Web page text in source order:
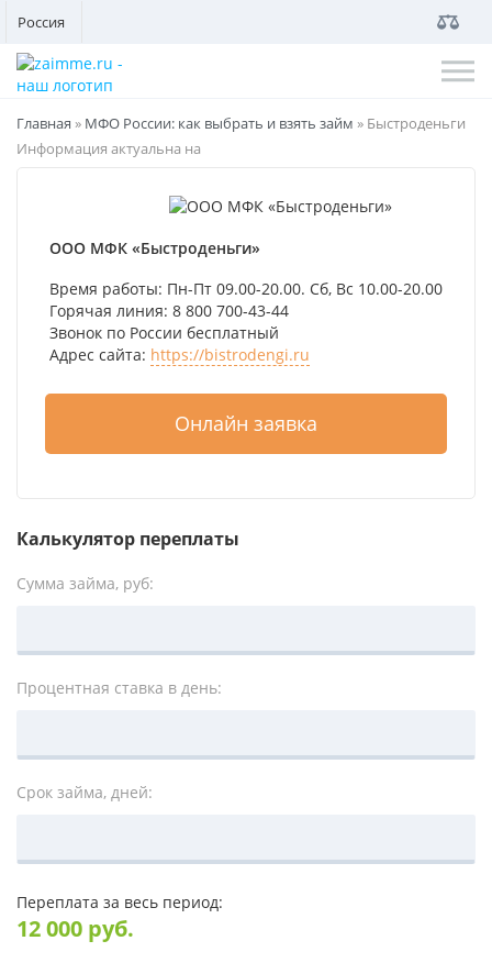
Россия
Главная » МФО России: как выбрать и взять займ » Быстроденьги
Информация актуальна на
ООО МФК «Быстроденьги»
Время работы: Пн-Пт 09.00-20.00. Сб, Вс 10.00-20.00
Горячая линия: 8 800 700-43-44
Звонок по России бесплатный
Адрес сайта: https://bistrodengi.ru
Онлайн заявка
Калькулятор переплаты
Сумма займа, руб:
Процентная ставка в день:
Срок займа, дней:
Переплата за весь период:
12 000 руб.